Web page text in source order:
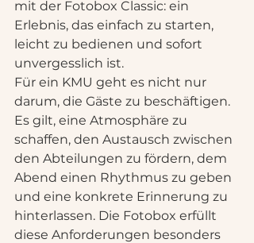
mit der Fotobox Classic: ein
Erlebnis, das einfach zu starten,
leicht zu bedienen und sofort
unvergesslich ist.
Für ein KMU geht es nicht nur
darum, die Gäste zu beschäftigen.
Es gilt, eine Atmosphäre zu
schaffen, den Austausch zwischen
den Abteilungen zu fördern, dem
Abend einen Rhythmus zu geben
und eine konkrete Erinnerung zu
hinterlassen. Die Fotobox erfüllt
diese Anforderungen besonders